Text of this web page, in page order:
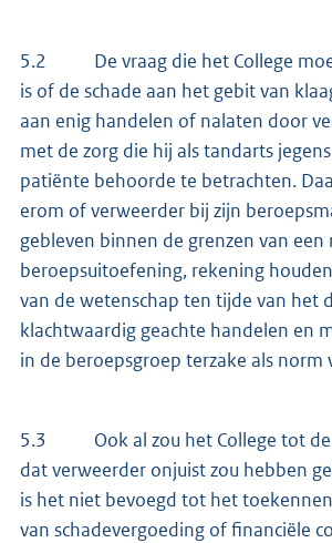
5.2 De vraag die het College
is of de schade aan het gebit van
aan enig handelen of nalaten door
met de zorg die hij als tandarts
patiënte behoorde te betrachten.
erom of verweerder bij zijn
gebleven binnen de grenzen van
beroepsuitoefening, rekening
van de wetenschap ten tijde van het
klachtwaardig geachte handelen en
in de beroepsgroep terzake als norm
5.3 Ook al zou het College tot de
dat verweerder onjuist zou hebben
is het niet bevoegd tot het
van schadevergoeding of financiële